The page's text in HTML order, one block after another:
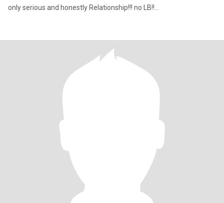
only serious and honestly Relationship!!! no LB!!...